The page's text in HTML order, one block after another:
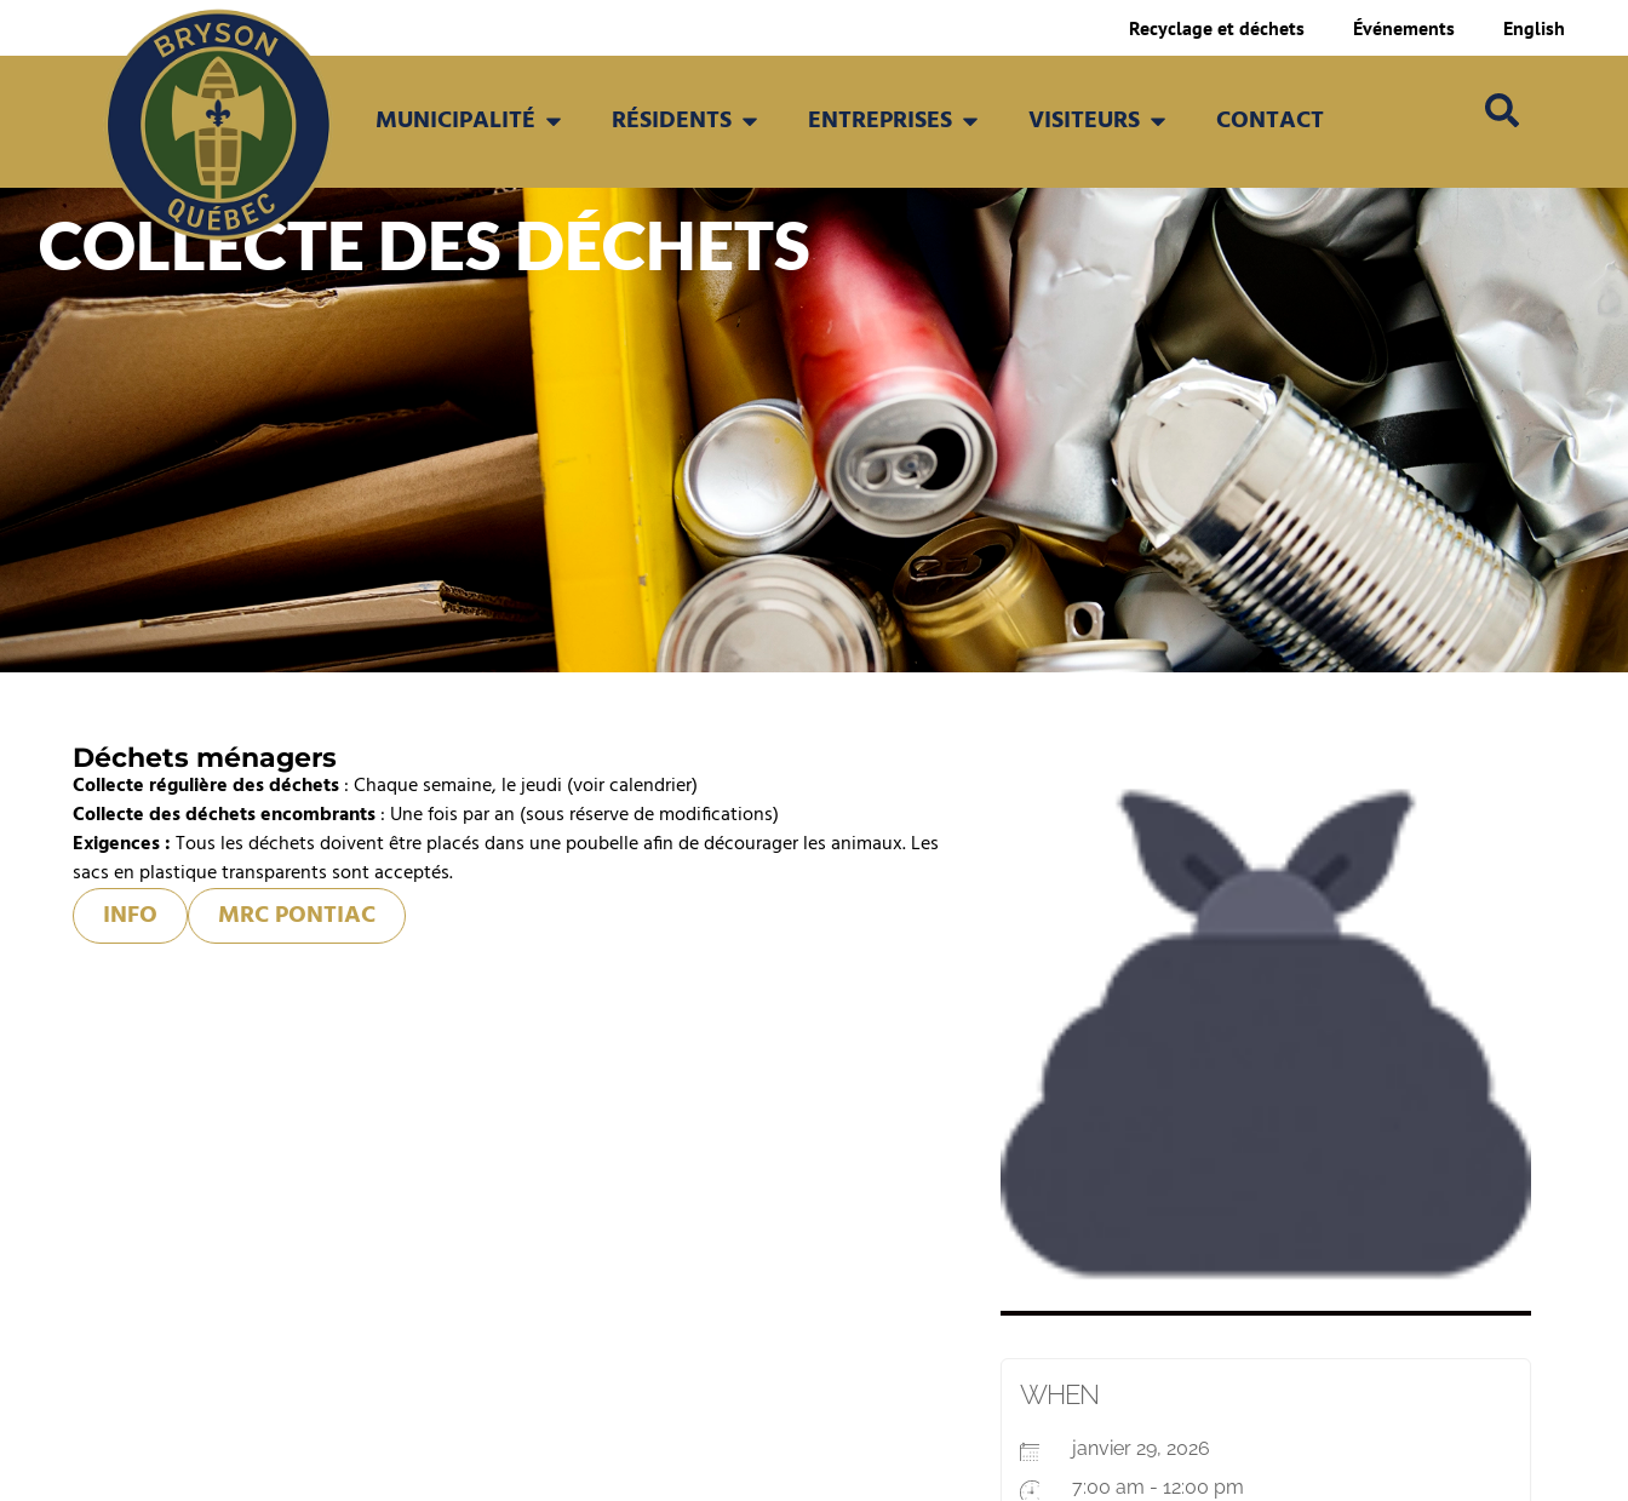
Recyclage et déchets Événements English
MUNICIPALITÉ RÉSIDENTS ENTREPRISES VISITEURS CONTACT
COLLECTE DES DÉCHETS
Déchets ménagers
Collecte régulière des déchets: Chaque semaine, le jeudi (voir calendrier)
Collecte des déchets encombrants: Une fois par an (sous réserve de modifications)
Exigences :Tous les déchets doivent être placés dans une poubelle afin de décourager les animaux. Les
sacs en plastique transparents sont acceptés.
INFO MRC PONTIAC
WHEN
janvier 29, 2026
7:00 am - 12:00 pm